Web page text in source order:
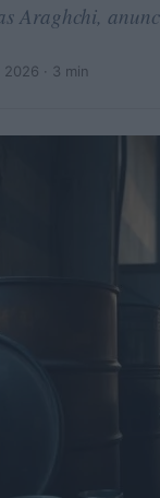
Araghchi,
2026 · 3 min